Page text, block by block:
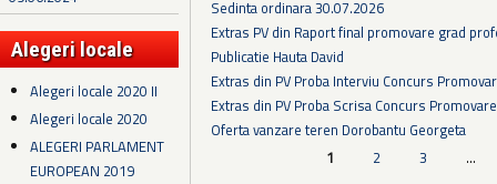
Alegeri locale
Alegeri locale 2020 II
Alegeri locale 2020
ALEGERI PARLAMENT
EUROPEAN 2019
Sedinta ordinara 30.07.2026
Extras PV din Raport final promovare grad
Publicatie Hauta David
Extras din PV Proba Interviu Concurs
Extras din PV Proba Scrisa Concurs
Oferta vanzare teren Dorobantu Georgeta
1 2 3 …